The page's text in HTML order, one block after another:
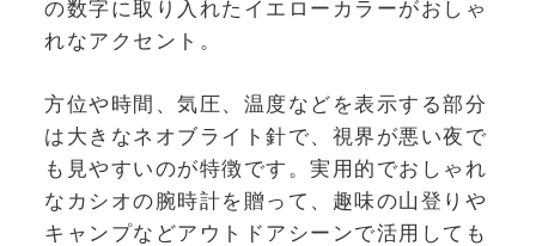
の数字に取り入れたイエローカラーがおしゃ
れなアクセント。
方位や時間、気圧、温度などを表示する部分
は大きなネオブライト針で、視界が悪い夜で
も見やすいのが特徴です。実用的でおしゃれ
なカシオの腕時計を贈って、趣味の山登りや
キャンプなどアウトドアシーンで活用しても